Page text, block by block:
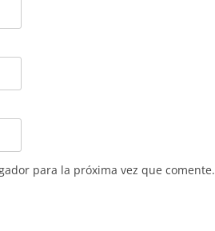
para la próxima vez que comente.